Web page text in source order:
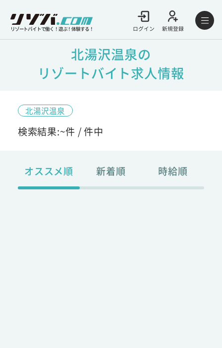
リゾートバイトで働く！遊ぶ！体験する！ ログイン 新規登録
北湯沢温泉の
リゾートバイト求人情報
北湯沢温泉
検索結果:~件 /件中
オススメ順 新着順 時給順